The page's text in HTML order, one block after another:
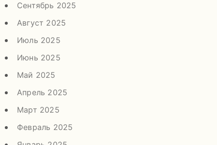
Сентябрь 2025
Август 2025
Июль 2025
Июнь 2025
Май 2025
Апрель 2025
Март 2025
Февраль 2025